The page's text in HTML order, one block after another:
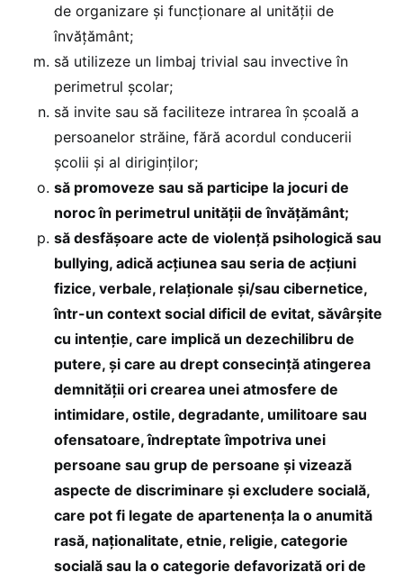
de organizare și funcționare al unității de
învățământ;
să utilizeze un limbaj trivial sau invective în
perimetrul școlar;
să invite sau să faciliteze intrarea în școală a
persoanelor străine, fără acordul conducerii
școlii și al diriginților;
să promoveze sau să participe la jocuri de
noroc în perimetrul unității de învățământ;
să desfășoare acte de violență psihologică sau
bullying, adică acțiunea sau seria de acțiuni
fizice, verbale, relaționale și/sau cibernetice,
într-un context social dificil de evitat, săvârșite
cu intenție, care implică un dezechilibru de
putere, și care au drept consecință atingerea
demnității ori crearea unei atmosfere de
intimidare, ostile, degradante, umilitoare sau
ofensatoare, îndreptate împotriva unei
persoane sau grup de persoane și vizează
aspecte de discriminare și excludere socială,
care pot fi legate de apartenența la o anumită
rasă, naționalitate, etnie, religie, categorie
socială sau la o categorie defavorizată ori de